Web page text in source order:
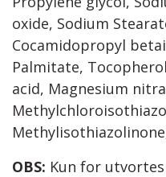
oxide, Sodium
Cocamidopropyl
Palmitate,
acid, Magnesium
OBS: Kun for